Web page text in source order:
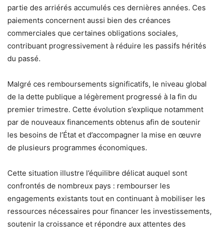
partie des arriérés accumulés ces dernières années. Ces
paiements concernent aussi bien des créances
commerciales que certaines obligations sociales,
contribuant progressivement à réduire les passifs hérités
du passé.
Malgré ces remboursements significatifs, le niveau global
de la dette publique a légèrement progressé à la fin du
premier trimestre. Cette évolution s’explique notamment
par de nouveaux financements obtenus afin de soutenir
les besoins de l’État et d’accompagner la mise en œuvre
de plusieurs programmes économiques.
Cette situation illustre l’équilibre délicat auquel sont
confrontés de nombreux pays : rembourser les
engagements existants tout en continuant à mobiliser les
ressources nécessaires pour financer les investissements,
soutenir la croissance et répondre aux attentes des